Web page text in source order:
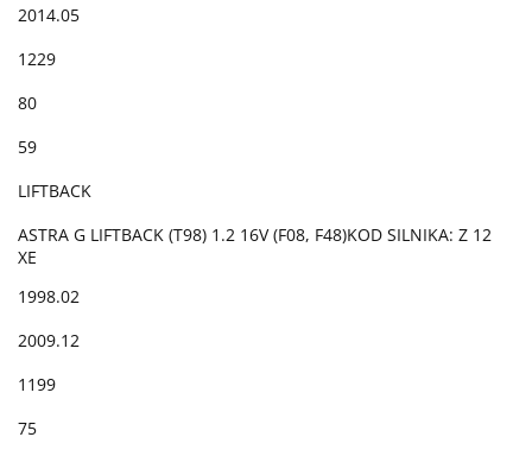
2014.05
1229
80
59
LIFTBACK
ASTRA G LIFTBACK (T98) 1.2 16V (F08, F48)KOD SILNIKA: Z 12
XE
1998.02
2009.12
1199
75